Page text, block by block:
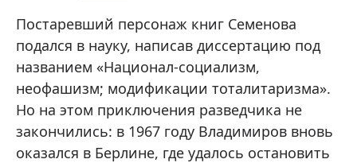
Постаревший персонаж книг Семенова
подался в науку, написав диссертацию под
названием «Национал-социализм,
неофашизм; модификации тоталитаризма».
Но на этом приключения разведчика не
закончились: в 1967 году Владимиров вновь
оказался в Берлине, где удалось остановить